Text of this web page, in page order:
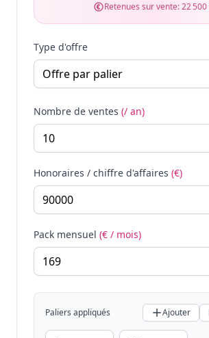
Retenues sur vente:22 500
Type d'offre
Nombre de ventes (/ an)
Honoraires / chiffre d'affaires (€)
Pack mensuel (€ / mois)
Paliers appliqués Ajouter